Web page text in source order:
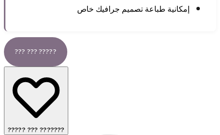
إمكانية طباعة تصميم جرافيك خاص
??? ??? ?????
????? ??? ???????